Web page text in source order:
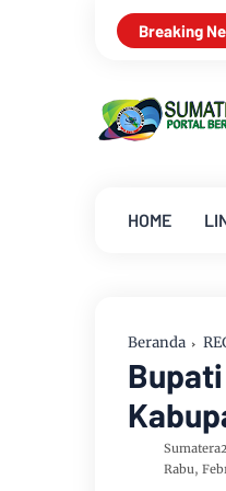
Breaking
Jambi Serahkan Dua
HOME
Beranda
Bupati
Rabu,